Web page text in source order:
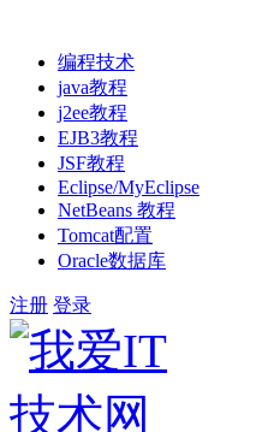
编程技术
java教程
j2ee教程
EJB3教程
JSF教程
Eclipse/MyEclipse
NetBeans 教程
Tomcat配置
Oracle数据库
注册 登录